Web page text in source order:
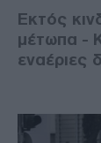
Εκτός
μέτωπα -
εναέριες